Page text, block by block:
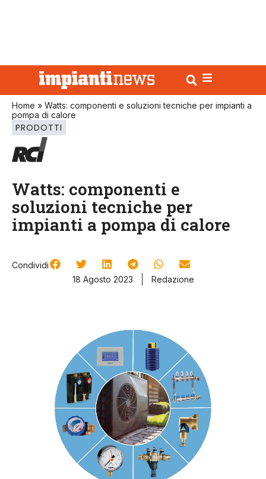
Home » Watts: componenti e soluzioni tecniche per impianti a
pompa di calore
PRODOTTI
Watts: componenti e
soluzioni tecniche per
impianti a pompa di calore
Condividi
18 Agosto 2023
Redazione